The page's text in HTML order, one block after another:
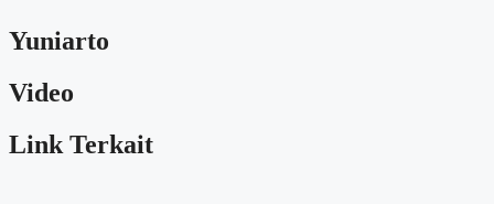
Yuniarto
Video
Link Terkait